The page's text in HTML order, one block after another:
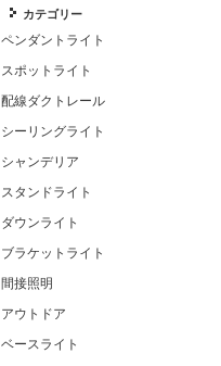
カテゴリー
ペンダントライト
スポットライト
配線ダクトレール
シーリングライト
シャンデリア
スタンドライト
ダウンライト
ブラケットライト
間接照明
アウトドア
ベースライト